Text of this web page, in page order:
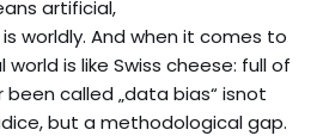
artificial,
worldly. And when it comes to
is like Swiss cheese: full of
called „data bias“ isnot
but a methodological gap.